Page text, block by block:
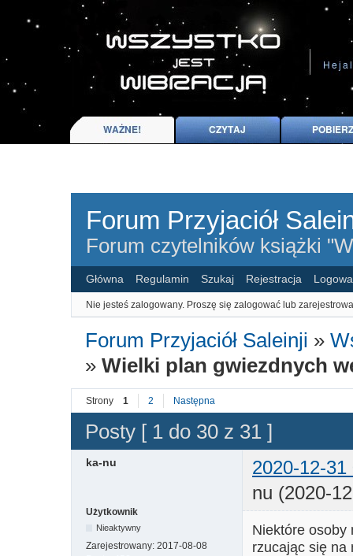
Forum Przyjaciół
Forum czytelników książki
Główna Regulamin Szukaj Rejestracja
Nie jesteś zalogowany. Proszę się zalogować lub
Forum Przyjaciół Saleinji »
»Wielki plan gwiezdnych
Strony 1 2 Następna
Posty [ 1 do 30 z 31 ]
ka-nu
2020-12-31
nu (2020-
Użytkownik
Nieaktywny
Zarejestrowany: 2017-08-08
Niektóre osoby
rzucając się na